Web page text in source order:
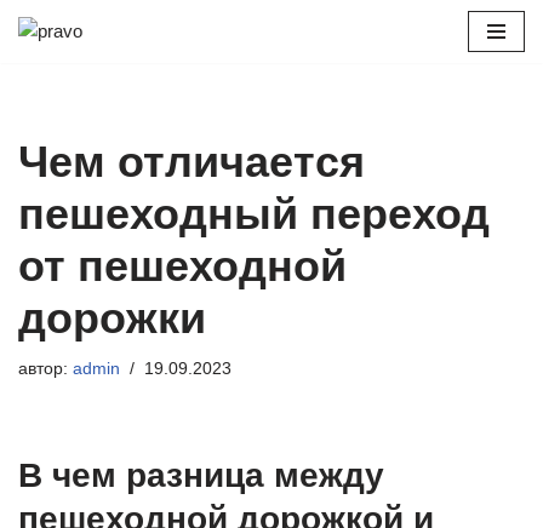
Чем отличается
пешеходный переход
от пешеходной
дорожки
автор: admin 19.09.2023
В чем разница между
пешеходной дорожкой и